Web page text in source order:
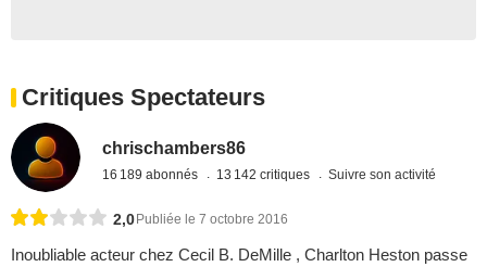
Critiques Spectateurs
chrischambers86
16 189 abonnés 13 142 critiques Suivre son activité
2,0 Publiée le 7 octobre 2016
Inoubliable acteur chez Cecil B. DeMille , Charlton Heston passe